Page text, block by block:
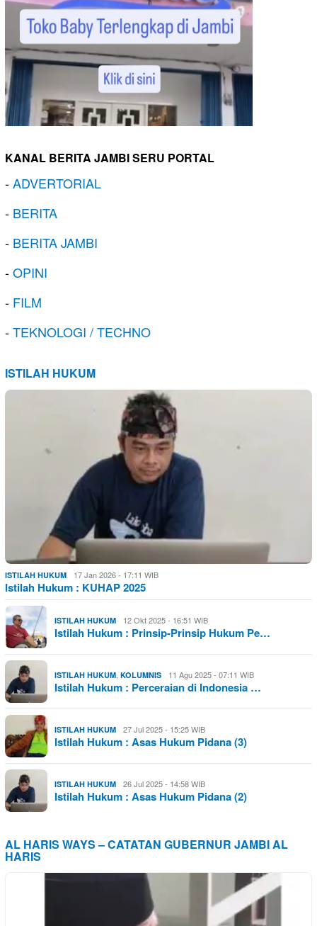
KANAL BERITA JAMBI SERU PORTAL
-ADVERTORIAL
- BERITA
- BERITA JAMBI
-OPINI
- FILM
-TEKNOLOGI / TECHNO
ISTILAH HUKUM
ISTILAH HUKUM 17 Jan 2026 - 17:11 WIB
Istilah Hukum : KUHAP 2025
ISTILAH HUKUM 12 Okt 2025 - 16:51 WIB
Istilah Hukum : Prinsip-Prinsip Hukum Pe…
ISTILAH HUKUM KOLUMNIS 11 Agu 2025 - 07:11 WIB
Istilah Hukum : Perceraian di Indonesia …
ISTILAH HUKUM 27 Jul 2025 - 15:25 WIB
Istilah Hukum : Asas Hukum Pidana (3)
ISTILAH HUKUM 26 Jul 2025 - 14:58 WIB
Istilah Hukum : Asas Hukum Pidana (2)
AL HARIS WAYS – CATATAN GUBERNUR JAMBI AL
HARIS